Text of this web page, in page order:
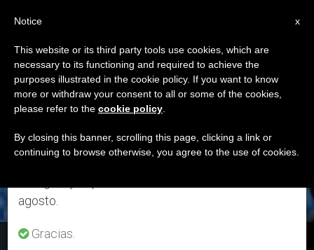
ETIQUETA
Posts Tagged
‘delincuencia’
ÚLTIMAS NOTICIAS
Ecuador: Carta de la Comisión Justicia y Paz sobre
×
Aviso importante
Del 27 de julio al 7 de agosto haremos la pausa
anual, aprovechando que en el periodo de verano
se generan menos informaciones y también el
agosto.
Gracias.
x
Notice
This website or its third party tools use cookies, which are
necessary to its functioning and required to achieve the
purposes illustrated in the cookie policy. If you want to know
more or withdraw your consent to all or some of the cookies,
please refer to the cookie policy
By closing this banner, scrolling this page, clicking a link or
continuing to browse otherwise, you agree to the use of cookies.